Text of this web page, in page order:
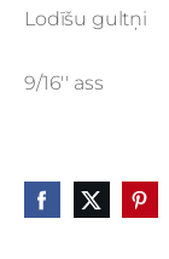
Lodīšu gultņi
9/16'' ass